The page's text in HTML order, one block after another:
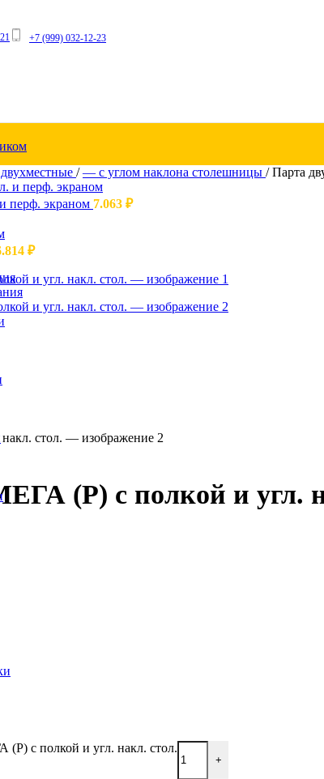
+7 (999) 032-12-23
/ — c углом наклона столешницы / Парта
перф. экраном 7.063 ₽
₽
(Р) с полкой и угл.
(Р) с полкой и угл. накл. стол.
+